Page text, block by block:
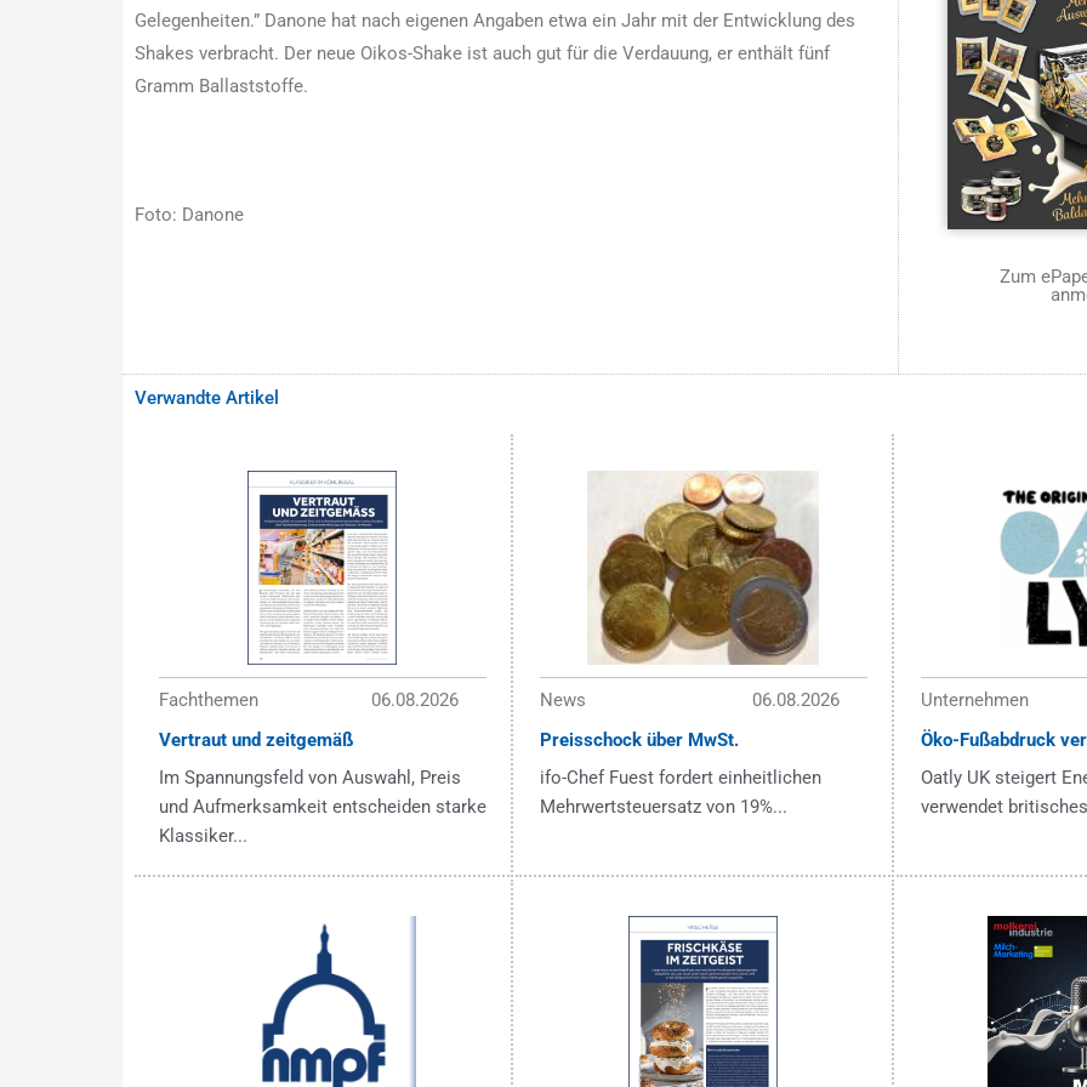
Gelegenheiten.” Danone hat nach eigenen Angaben etwa ein Jahr mit der Entwicklung des
Shakes verbracht. Der neue Oikos-Shake ist auch gut für die Verdauung, er enthält fünf
Gramm Ballaststoffe.
Foto: Danone
Zum
Verwandte Artikel
Fachthemen
06.08.2026
Vertraut und zeitgemäß
Im Spannungsfeld von Auswahl, Preis
und Aufmerksamkeit entscheiden starke
Klassiker...
News
06.08.2026
Preisschock über MwSt.
ifo-Chef Fuest fordert einheitlichen
Mehrwertsteuersatz von 19%...
Unternehmen
Öko-Fußabdruck
Oatly UK steigert
verwendet